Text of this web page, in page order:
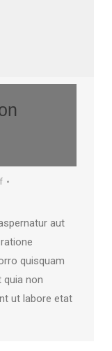
aut
quisquam
quia non
ut labore etat